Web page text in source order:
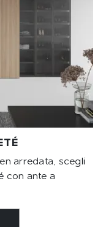
arredata, scegli
con ante a